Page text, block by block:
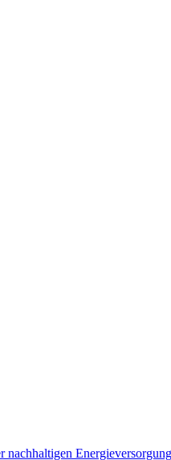
nachhaltigen Energieversorgung